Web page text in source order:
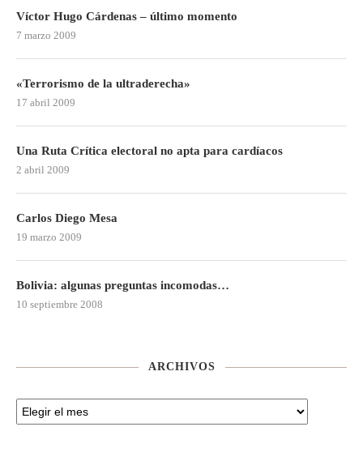
Víctor Hugo Cárdenas – último momento
7 marzo 2009
«Terrorismo de la ultraderecha»
17 abril 2009
Una Ruta Crítica electoral no apta para cardíacos
2 abril 2009
Carlos Diego Mesa
19 marzo 2009
Bolivia: algunas preguntas incomodas…
10 septiembre 2008
ARCHIVOS